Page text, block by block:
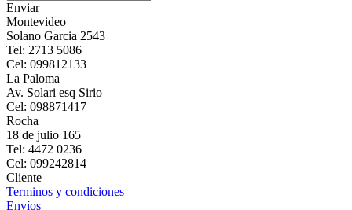
Enviar
Montevideo
Solano Garcia 2543
Tel: 2713 5086
Cel: 099812133
La Paloma
Av. Solari esq Sirio
Cel: 098871417
Rocha
18 de julio 165
Tel: 4472 0236
Cel: 099242814
Cliente
Terminos y condiciones
Envíos